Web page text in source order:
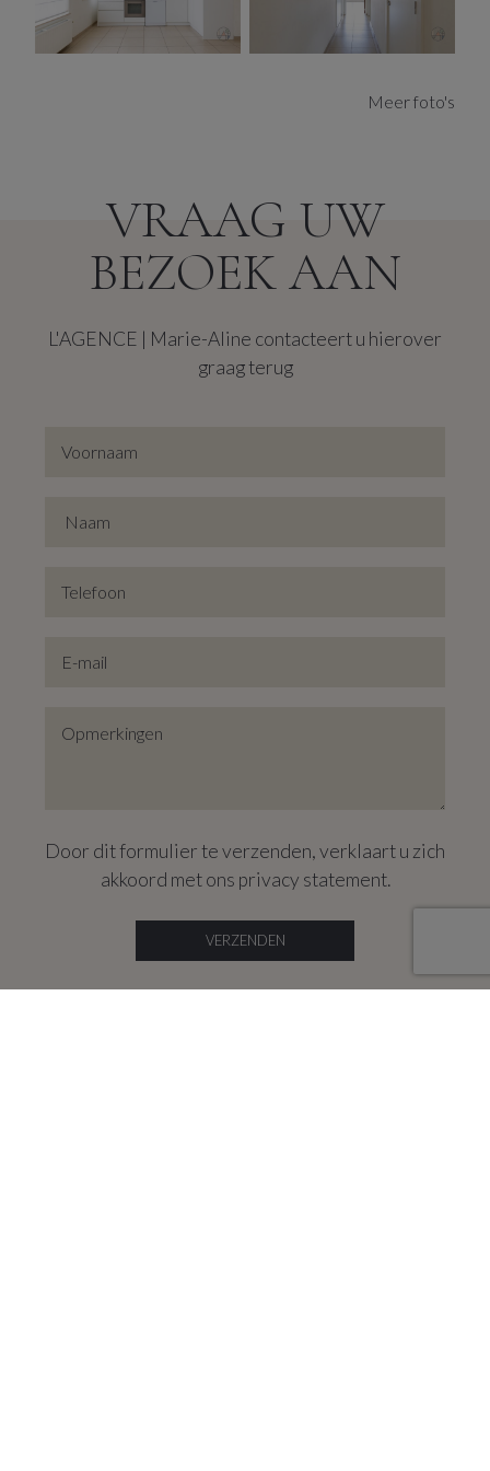
Dankzij de centrale, maar toch residentiële ligging
bevindt het appartement zich dicht bij scholen, winkels,
perfecte plek is voor gezinnen en mensen die op zoek
efficiëntie.
Meer foto's
VRAAG UW
BEZOEK AAN
L'AGENCE | Marie-Aline contacteert u hierover
graag terug
Door dit formulier te verzenden, verklaart u zich
akkoord met ons privacy statement.
VERZENDEN